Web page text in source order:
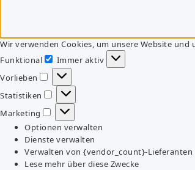
Wir verwenden Cookies, um unsere Website und
Funktional
Funktional
Immer aktiv
Vorlieben
Vorlieben
Statistiken
Statistiken
Marketing
Marketing
Optionen verwalten
Dienste verwalten
Verwalten von {vendor_count}-Lieferanten
Lese mehr über diese Zwecke